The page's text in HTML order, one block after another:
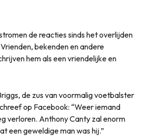
de reacties sinds het overlijden
bekenden en andere
hem als een vriendelijke en
de zus van voormalig voetbalster
op Facebook: “Weer iemand
verloren. Anthony Canty zal enorm
een geweldige man was hij.”